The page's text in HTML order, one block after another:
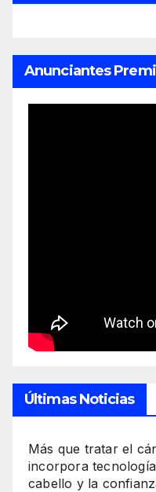
Anunciantes
Últimas Noticias
Más que tratar el
incorpora
cabello y la